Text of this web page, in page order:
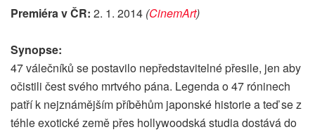
Premiéra v ČR: 2. 1. 2014 (CinemArt)
Synopse:
47 válečníků se postavilo nepředstavitelné přesile, jen aby
očistili čest svého mrtvého pána. Legenda o 47 róninech
patří k nejznámějším příběhům japonské historie a teď se z
téhle exotické země přes hollywoodská studia dostává do